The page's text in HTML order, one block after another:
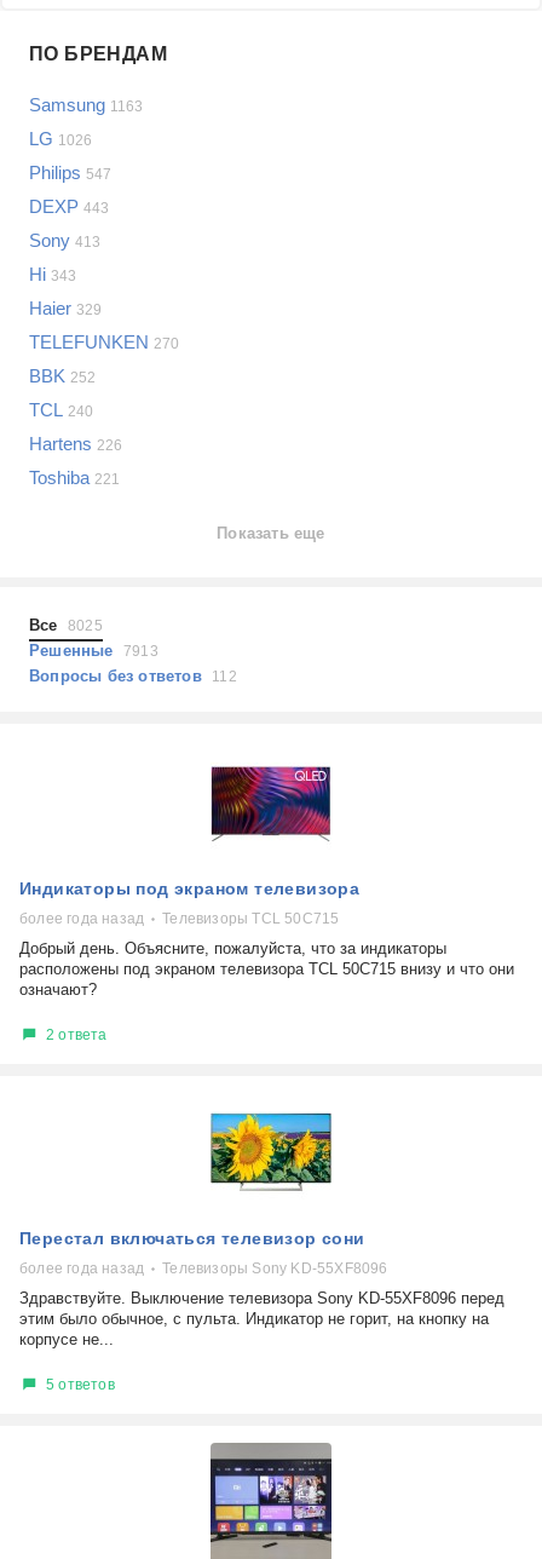
Samsung
LG
Sony
Bosch
Asus
Lenovo
Indesit
JBL
Показать еще
Проблемы по категориям
Сотовые телефоны
Планшеты
Наушники
Выберите...
не включается
самопроизвольное выключение
самостоятельный ремонт
выдает ошибку
плохо работает
решение проблемы
ПО БРЕНДАМ
Samsung 1163
LG 1026
Philips 547
DEXP 443
Sony 413
Hi 343
Haier 329
TELEFUNKEN 270
BBK 252
TCL 240
Hartens 226
Toshiba 221
Показать еще
Все 8025
Решенные 7913
Вопросы без ответов 112
Индикаторы под экраном телевизора
более года назад Телевизоры TCL 50C715
Добрый день. Объясните, пожалуйста, что за индикаторы
расположены под экраном телевизора TCL 50C715 внизу и что они
означают?
2 ответа
Перестал включаться телевизор сони
более года назад Телевизоры Sony KD-55XF8096
Здравствуйте. Выключение телевизора Sony KD-55XF8096 перед
этим было обычное, с пульта. Индикатор не горит, на кнопку на
корпусе не...
5 ответов